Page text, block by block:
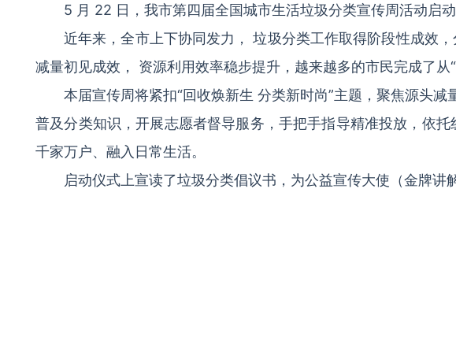
5 月 22 日，我市第四届全国城市生活垃圾分类宣传周活动启
近年来，全市上下协同发力， 垃圾分类工作取得阶段性成效
减量初见成效， 资源利用效率稳步提升，越来越多的市民完成了从
本届宣传周将紧扣“回收焕新生 分类新时尚”主题，聚焦源头
普及分类知识，开展志愿者督导服务，手把手指导精准投放，依
千家万户、融入日常生活。
启动仪式上宣读了垃圾分类倡议书，为公益宣传大使（金牌讲